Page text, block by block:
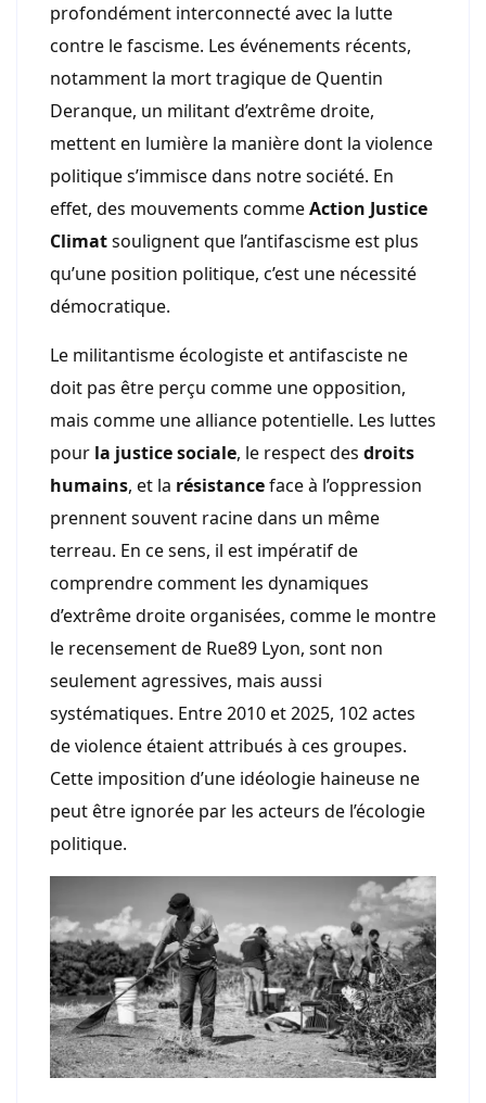
profondément interconnecté avec la lutte
contre le fascisme. Les événements récents,
notamment la mort tragique de Quentin
Deranque, un militant d’extrême droite,
mettent en lumière la manière dont la violence
politique s’immisce dans notre société. En
effet, des mouvements commeAction Justice
Climatsoulignent que l’antifascisme est plus
qu’une position politique, c’est une nécessité
démocratique.
Le militantisme écologiste et antifasciste ne
doit pas être perçu comme une opposition,
mais comme une alliance potentielle. Les luttes
pour la justice sociale, le respect des droits
humains, et la résistanceface à l’oppression
prennent souvent racine dans un même
terreau. En ce sens, il est impératif de
comprendre comment les dynamiques
d’extrême droite organisées, comme le montre
le recensement de Rue89 Lyon, sont non
seulement agressives, mais aussi
systématiques. Entre 2010 et 2025, 102 actes
de violence étaient attribués à ces groupes.
Cette imposition d’une idéologie haineuse ne
peut être ignorée par les acteurs de l’écologie
politique.